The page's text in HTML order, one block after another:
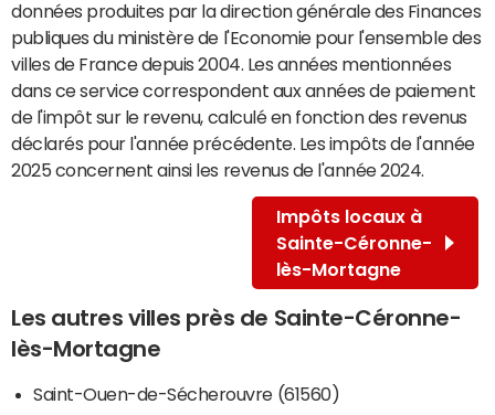
données produites par la direction générale des Finances
publiques du ministère de l'Economie pour l'ensemble des
villes de France depuis 2004. Les années mentionnées
dans ce service correspondent aux années de paiement
de l'impôt sur le revenu, calculé en fonction des revenus
déclarés pour l'année précédente. Les impôts de l'année
2025 concernent ainsi les revenus de l'année 2024.
Impôts locaux à
Sainte-Céronne-
lès-Mortagne
Les autres villes près de Sainte-Céronne-
lès-Mortagne
Saint-Ouen-de-Sécherouvre (61560)